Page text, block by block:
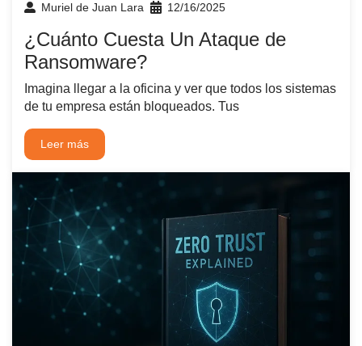
Muriel de Juan Lara 12/16/2025
¿Cuánto Cuesta Un Ataque de
Ransomware?
Imagina llegar a la oficina y ver que todos los sistemas
de tu empresa están bloqueados. Tus
Leer más